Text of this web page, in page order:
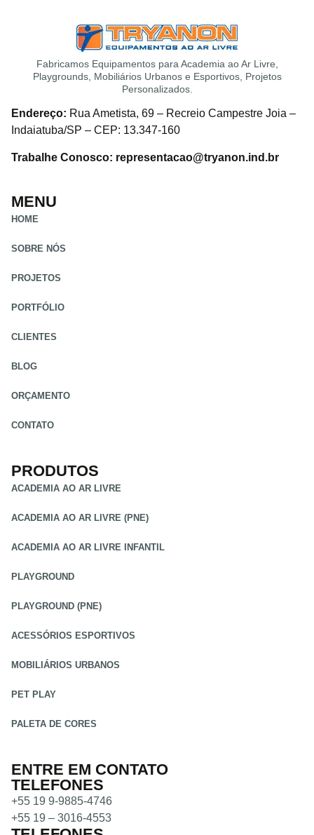
Fabricamos Equipamentos para Academia ao Ar Livre,
Playgrounds, Mobiliários Urbanos e Esportivos, Projetos
Personalizados.
Endereço: Rua Ametista, 69 – Recreio Campestre Joia –
Indaiatuba/SP – CEP: 13.347-160
Trabalhe Conosco: representacao@tryanon.ind.br
MENU
HOME
SOBRE NÓS
PROJETOS
PORTFÓLIO
CLIENTES
BLOG
ORÇAMENTO
CONTATO
PRODUTOS
ACADEMIA AO AR LIVRE
ACADEMIA AO AR LIVRE (PNE)
ACADEMIA AO AR LIVRE INFANTIL
PLAYGROUND
PLAYGROUND (PNE)
ACESSÓRIOS ESPORTIVOS
MOBILIÁRIOS URBANOS
PET PLAY
PALETA DE CORES
ENTRE EM CONTATO
TELEFONES
+55 19 9-9885-4746
+55 19 – 3016-4553